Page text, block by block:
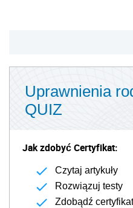
Uprawnienia
QUIZ
Jak zdobyć Certyfikat:
Czytaj artykuły
Rozwiązuj testy
Zdobądź certyfikat